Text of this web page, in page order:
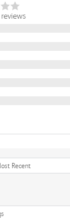
Recent